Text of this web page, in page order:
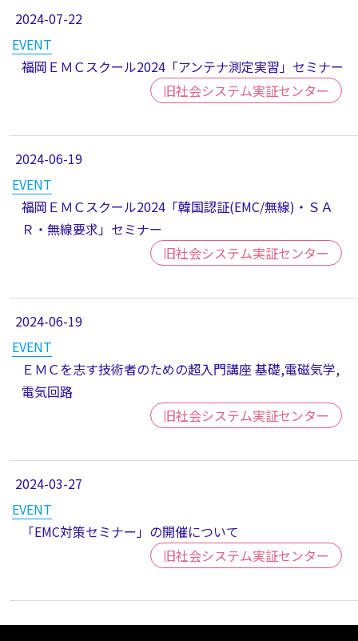
2024-07-22
EVENT
福岡ＥＭＣスクール2024「アンテナ測定実習」セミナー
旧社会システム実証センター
2024-06-19
EVENT
福岡ＥＭＣスクール2024「韓国認証(EMC/無線)・ＳＡ
Ｒ・無線要求」セミナー
旧社会システム実証センター
2024-06-19
EVENT
ＥＭＣを志す技術者のための超入門講座 基礎,電磁気学,
電気回路
旧社会システム実証センター
2024-03-27
EVENT
「EMC対策セミナー」の開催について
旧社会システム実証センター